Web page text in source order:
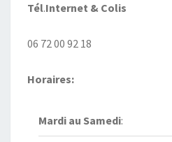
Tél.Internet & Colis
06 72 00 92 18
Horaires:
Mardi au Samedi: